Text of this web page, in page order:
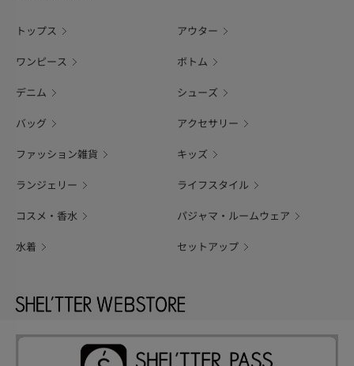
トップス アウター
ワンピース ボトム
デニム シューズ
バッグ アクセサリー
ファッション雑貨 キッズ
ランジェリー ライフスタイル
コスメ・香水 パジャマ・ルームウェア
水着 セットアップ